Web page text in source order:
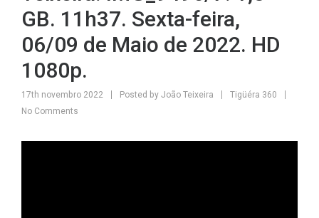
GB. 11h37. Sexta-feira,
06/09 de Maio de 2022. HD
1080p.
17th novembro 2022 Posted by João Teixeira
Tigüéra 360
No Comments